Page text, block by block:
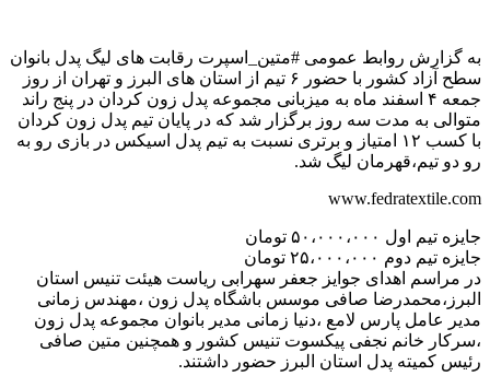
به گزارش روابط عمومی #متین_اسپرت رقابت های لیگ پدل بانوان
سطح آزاد کشور با حضور ۶ تیم از استان های البرز و تهران از روز
جمعه ۴ اسفند ماه به میزبانی مجموعه پدل زون کردان در پنج راند
متوالی به مدت سه روز برگزار شد که در پایان تیم پدل زون کردان
با کسب ۱۲ امتیاز و برتری نسبت به تیم پدل اسیکس در بازی رو به
رو دو تیم،قهرمان لیگ شد.
www.fedratextile.com
جایزه تیم اول ۵۰،۰۰۰،۰۰۰ تومان
جایزه تیم دوم ۲۵،۰۰۰،۰۰۰ تومان
در مراسم اهدای جوایز جعفر سهرابی ریاست هیئت تنیس استان
البرز،محمدرضا صافی موسس باشگاه پدل زون ،مهندس زمانی
مدیر عامل پارس لامع ،دنیا زمانی مدیر بانوان مجموعه پدل زون
،سرکار خانم نجفی پیکسوت تنیس کشور و همچنین متین صافی
رئیس کمیته پدل استان البرز حضور داشتند.